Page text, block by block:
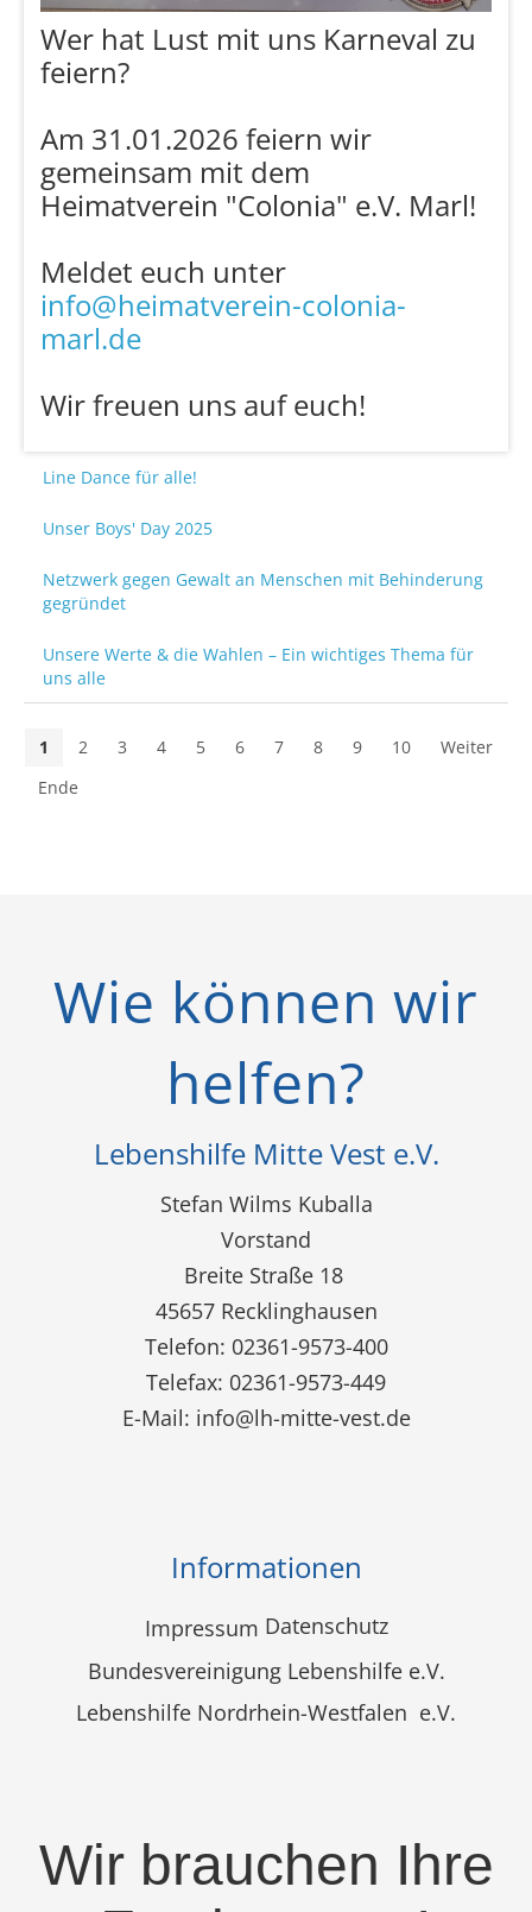
Wer hat Lust mit uns Karneval zu
feiern?
Am 31.01.2026 feiern wir
gemeinsam mit dem
Heimatverein "Colonia" e.V. Marl!
Meldet euch unter
info@heimatverein-colonia-
marl.de
Wir freuen uns auf euch!
Line Dance für alle!
Unser Boys' Day 2025
Netzwerk gegen Gewalt an Menschen mit Behinderung
gegründet
Unsere Werte & die Wahlen – Ein wichtiges Thema für
uns alle
1 2 3 4 5 6 7 8 9 10
Weiter
Ende
Wie können wir
helfen?
Lebenshilfe Mitte Vest e.V.
Stefan Wilms Kuballa
Vorstand
Breite Straße 18
45657 Recklinghausen
Telefon: 02361-9573-400
Telefax: 02361-9573-449
E-Mail: info@lh-mitte-vest.de
Informationen
Impressum Datenschutz
Bundesvereinigung Lebenshilfe e.V.
Lebenshilfe Nordrhein-Westfalen e.V.
Wir brauchen Ihre